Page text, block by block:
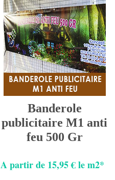
Banderole
publicitaire M1 anti
feu 500 Gr
A partir de 15,95 € le m2*